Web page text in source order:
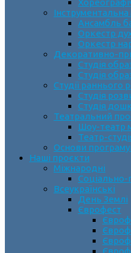
Інструментальна
Ансамбль
Оркестр
Оркестр
Декоративно-
Cтудія
Студія
Студії раннього
Студія
Студія
Театральний
Шоу-театр
Театр-
Основи
Наші проєкти
Міжнародні
Соціально-
Всеукраїнські
День Землі
Єврофест